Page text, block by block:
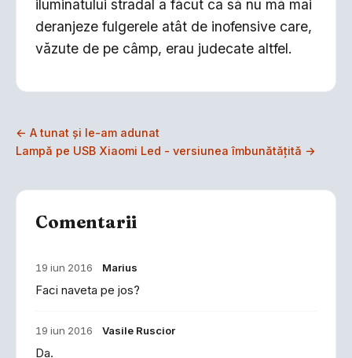
iluminatului stradal a făcut ca să nu mă mai
deranjeze fulgerele atât de inofensive care,
văzute de pe câmp, erau judecate altfel.
← A tunat și le-am adunat
Lampă pe USB Xiaomi Led - versiunea îmbunătățită →
Comentarii
19 iun 2016 Marius
Faci naveta pe jos?
19 iun 2016 Vasile Ruscior
Da.